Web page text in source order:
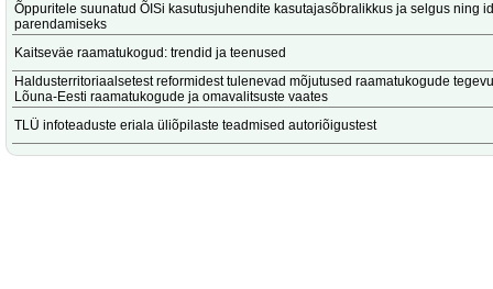
Õppuritele suunatud ÕISi kasutusjuhendite kasutajasõbralikkus ja selgus ning
parendamiseks
Kaitseväe raamatukogud: trendid ja teenused
Haldusterritoriaalsetest reformidest tulenevad mõjutused raamatukogude
Lõuna-Eesti raamatukogude ja omavalitsuste vaates
TLÜ infoteaduste eriala üliõpilaste teadmised autoriõigustest